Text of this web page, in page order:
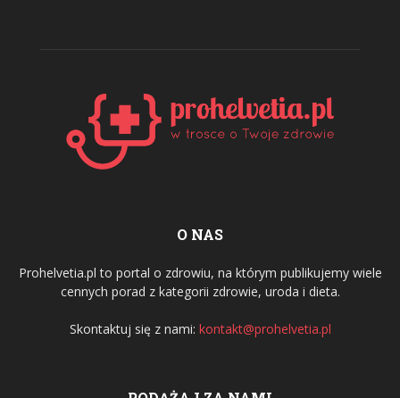
O NAS
Prohelvetia.pl to portal o zdrowiu, na którym publikujemy wiele
cennych porad z kategorii zdrowie, uroda i dieta.
Skontaktuj się z nami: kontakt@prohelvetia.pl